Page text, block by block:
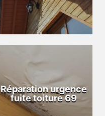
Réparation urgence
fuite toiture 69